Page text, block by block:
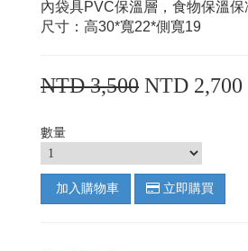
內袋具PVC保溫層，食物保溫保
尺寸：高30*寬22*側寬19
NTD 3,500 NTD 2,700
數量
加入購物車 立即購買